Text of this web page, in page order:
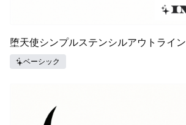
堕天使シンプルステンシルアウトライン
ベーシック